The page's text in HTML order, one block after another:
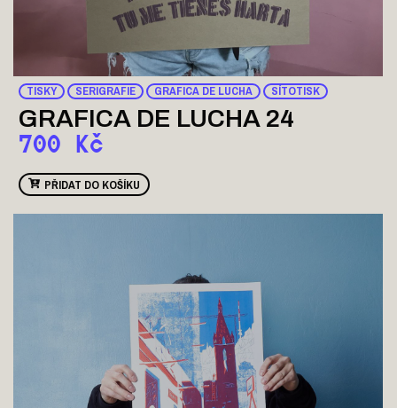
TISKY SERIGRAFIE GRAFICA DE LUCHA SÍTOTISK
GRAFICA DE LUCHA 24
700 Kč
PŘIDAT DO KOŠÍKU